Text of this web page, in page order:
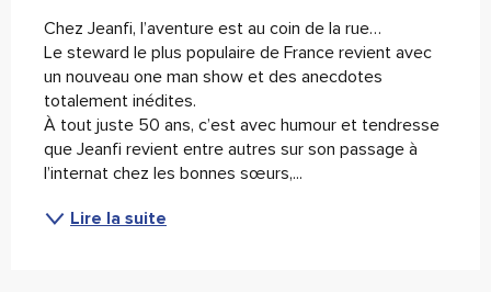
Chez Jeanfi, l’aventure est au coin de la rue…
Le steward le plus populaire de France revient avec
un nouveau one man show et des anecdotes
totalement inédites.
À tout juste 50 ans, c’est avec humour et tendresse
que Jeanfi revient entre autres sur son passage à
l’internat chez les bonnes sœurs,...
Lire la suite